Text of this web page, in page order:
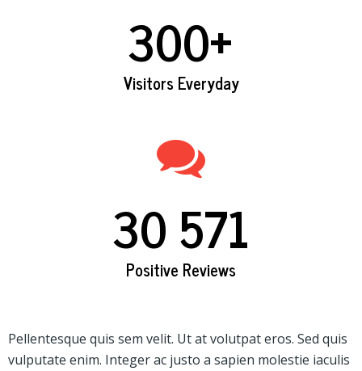
Visitors Everyday
300+
Positive Reviews
30 571
Pellentesque quis sem velit. Ut at volutpat eros. Sed quis
vulputate enim. Integer ac justo a sapien molestie iaculis